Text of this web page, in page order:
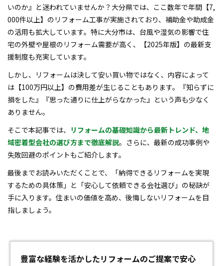
お知らせ
スタッフブログ
いのか』と迷われていませんか？大分県では、ここ数年で年間【7,
000件以上】のリフォーム工事が実施されており、補助金や助成金
の活用も拡大しています。特に大分市は、台風や湿気の影響で住
宅の外壁や屋根のリフォーム需要が高く、【2025年版】の最新支
援制度も充実しています。
しかし、リフォームは決して安い買い物ではなく、内容によって
は【100万円以上】の費用差が生じることもあります。『知らずに
損をした』『思った通りに仕上がらなかった』という声も少なく
ありません。
そこで本記事では、 リフォームの基礎知識から最新トレンド、地
域密着型会社の選び方まで徹底解説。さらに、最新の成功事例や
失敗回避のポイントもご紹介します。
最後までお読みいただくことで、「納得できるリフォームを実現
するための具体策」と「安心して依頼できる会社選び」の秘訣が
手に入ります。住まいの価値を高め、後悔しないリフォームを目
指しましょう。
豊富な経験を活かしたリフォームのご提案で安心